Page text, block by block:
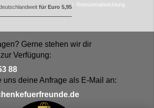
für Euro 5,95 Retourenabwicklung
Gerne stehen wir dir
Verfügung:
88
uns deine Anfrage als E-Mail an: